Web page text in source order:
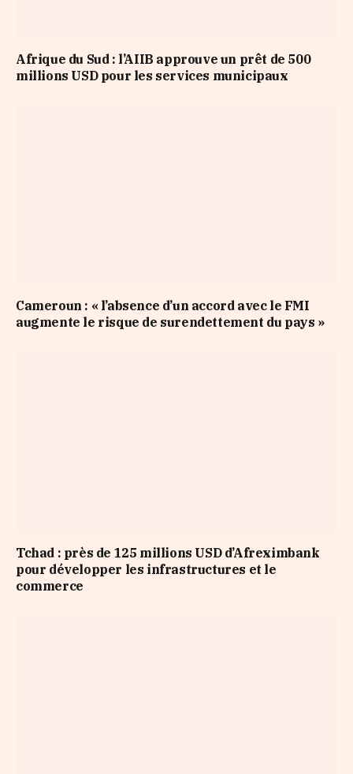
Afrique du Sud : l’AIIB approuve un prêt de 500
millions USD pour les services municipaux
Cameroun : « l’absence d’un accord avec le FMI
augmente le risque de surendettement du pays »
Tchad : près de 125 millions USD d’Afreximbank
pour développer les infrastructures et le
commerce